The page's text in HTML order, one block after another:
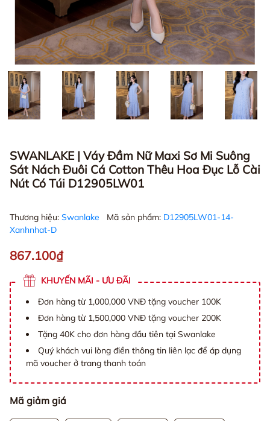
SWANLAKE | Váy Đầm Nữ Maxi Sơ Mi Suông
Sát Nách Đuôi Cá Cotton Thêu Hoa Đục Lỗ Cài
Nút Có Túi D12905LW01
Thương hiệu: Swanlake Mã sản phẩm: D12905LW01-14-
Xanhnhat-D
867.100₫
KHUYẾN MÃI - ƯU ĐÃI
Đơn hàng từ 1,000,000 VNĐ tặng voucher 100K
Đơn hàng từ 1,500,000 VNĐ tặng voucher 200K
Tặng 40K cho đơn hàng đầu tiên tại Swanlake
Quý khách vui lòng điền thông tin liên lạc để áp dụng
mã voucher ở trang thanh toán
Mã giảm giá